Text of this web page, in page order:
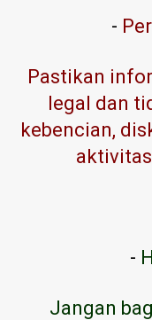
-
Pastikan
legal dan
kebencian,
-
Jangan